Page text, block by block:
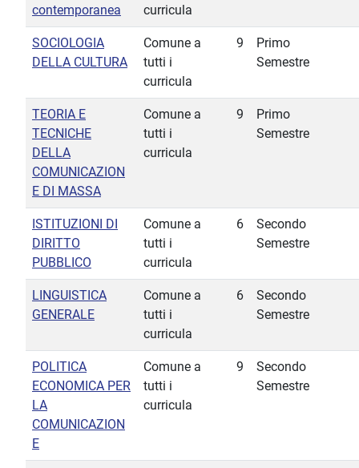
contemporanea
curricula
SOCIOLOGIA
DELLA CULTURA
Comune a
tutti i
curricula
9
Primo
Semestre
TEORIA E
TECNICHE
DELLA
COMUNICAZION
E DI MASSA
Comune a
tutti i
curricula
9
Primo
Semestre
ISTITUZIONI DI
DIRITTO
PUBBLICO
Comune a
tutti i
curricula
6
Secondo
Semestre
LINGUISTICA
GENERALE
Comune a
tutti i
curricula
6
Secondo
Semestre
POLITICA
ECONOMICA PER
LA
COMUNICAZION
E
Comune a
tutti i
curricula
9
Secondo
Semestre